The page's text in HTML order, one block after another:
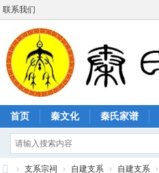
联系我们
首页 秦文化 秦氏家谱
› 支系宗祠 › 自建支系 › 自建支系 ›